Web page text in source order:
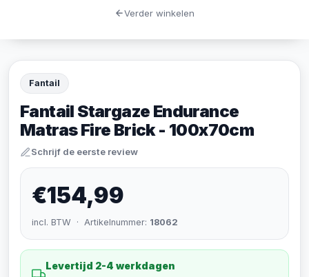
Fantail
Fantail Stargaze Endurance
Matras Fire Brick - 100x70cm
Schrijf de eerste review
€154,99
incl. BTW · Artikelnummer: 18062
Levertijd 2-4 werkdagen
Verder winkelen